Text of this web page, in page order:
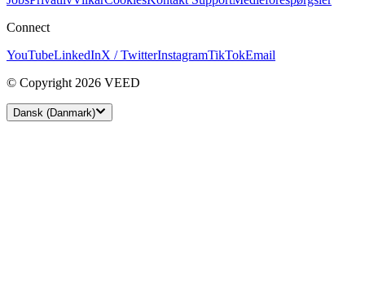
Connect
YouTubeLinkedInX / TwitterInstagramTikTokEmail
© Copyright 2026 VEED
Dansk (Danmark)